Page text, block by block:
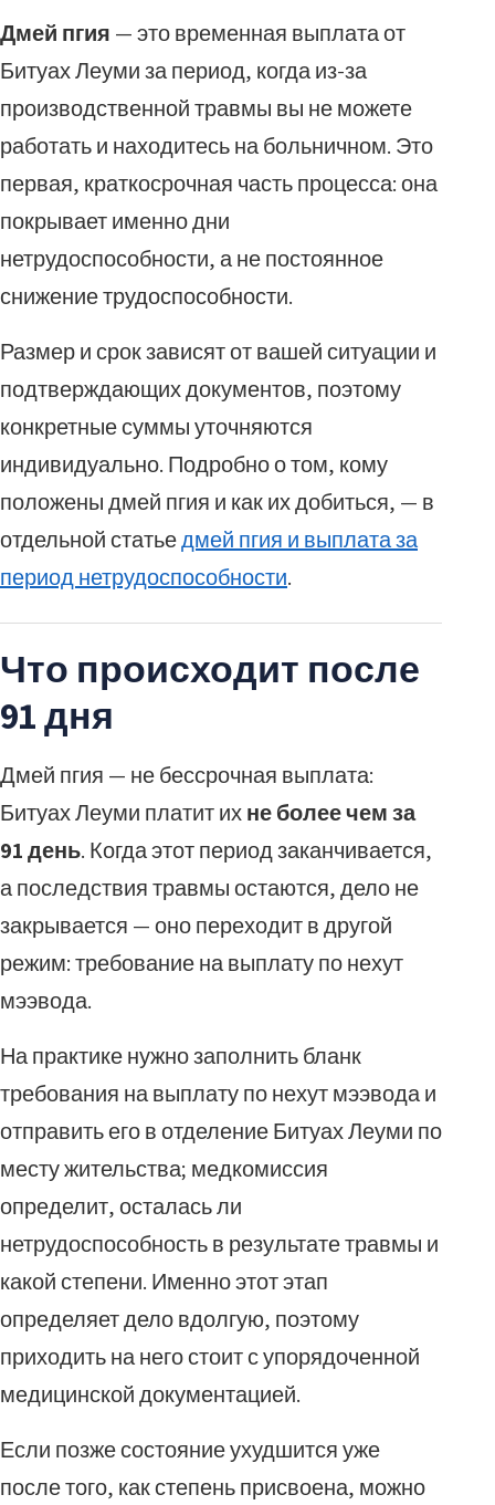
Дмей пгия — это временная выплата от
Битуах Леуми за период, когда из-за
производственной травмы вы не можете
работать и находитесь на больничном. Это
первая, краткосрочная часть процесса: она
покрывает именно дни
нетрудоспособности, а не постоянное
снижение трудоспособности.
Размер и срок зависят от вашей ситуации и
подтверждающих документов, поэтому
конкретные суммы уточняются
индивидуально. Подробно о том, кому
положены дмей пгия и как их добиться, — в
отдельной статьедмей пгия и выплата за
период нетрудоспособности.
Что происходит после
91 дня
Дмей пгия — не бессрочная выплата:
Битуах Леуми платит ихне более чем за
91 день. Когда этот период заканчивается,
а последствия травмы остаются, дело не
закрывается — оно переходит в другой
режим: требование на выплату по нехут
мээвода.
На практике нужно заполнить бланк
требования на выплату по нехут мээвода и
отправить его в отделение Битуах Леуми по
месту жительства; медкомиссия
определит, осталась ли
нетрудоспособность в результате травмы и
какой степени. Именно этот этап
определяет дело вдолгую, поэтому
приходить на него стоит с упорядоченной
медицинской документацией.
Если позже состояние ухудшится уже
после того, как степень присвоена, можно